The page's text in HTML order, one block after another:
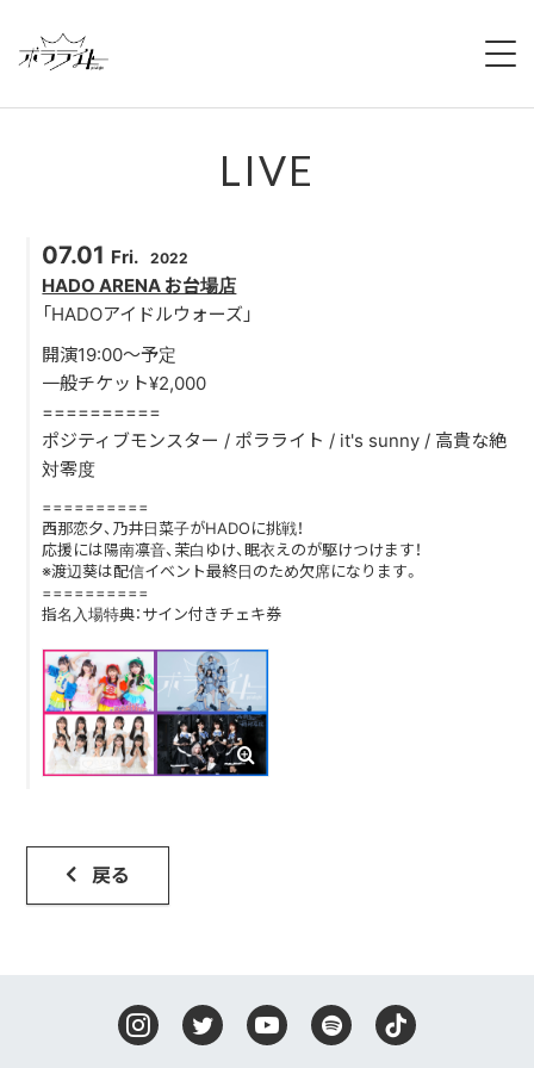
NEWS
MEMBERS
YOUTUBE
DISCOGRAPHY
FANLETTER
SHOP
LIVE
07.01 Fri. 2022
HADO ARENA お台場店
「HADOアイドルウォーズ」
開演19:00〜予定
一般チケット¥2,000
==========
ポジティブモンスター / ポラライト / it's sunny / 高貴な絶
対零度
==========
西那恋夕、乃井日菜子がHADOに挑戦！
応援には陽南凛音、茉白ゆけ、眠衣えのが駆けつけます！
※渡辺葵は配信イベント最終日のため欠席になります。
==========
指名入場特典：サイン付きチェキ券
戻る